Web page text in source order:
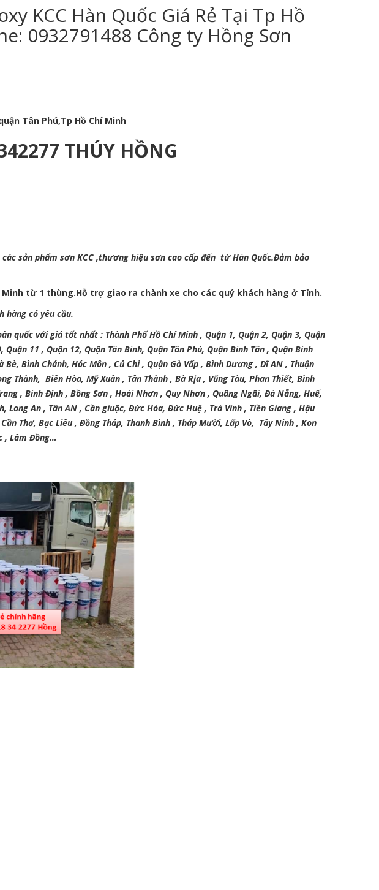
KCC Hàn Quốc Giá Rẻ Tại Tp Hồ
0932791488 Công ty Hồng Sơn
Tân Phú,Tp Hồ Chí Minh
THÚY HỒNG
các sản phẩm sơn KCC ,thương hiệu sơn cao cấp đến từ Hàn Quốc.Đảm bảo
từ 1 thùng.Hỗ trợ giao ra chành xe cho các quý khách hàng ở Tỉnh.
hàng có yêu cầu.
quốc với giá tốt nhất : Thành Phố Hồ Chí Minh , Quận 1, Quận 2, Quận 3, Quận
11 , Quận 12, Quận Tân Bình, Quận Tân Phú, Quận Bình Tân , Quận Bình
Bình Chánh, Hóc Môn , Củ Chi , Quận Gò Vấp , Bình Dương , Dĩ AN , Thuận
Thành, Biên Hòa, Mỹ Xuân , Tân Thành , Bà Rịa , Vũng Tàu, Phan Thiết, Bình
, Bình Định , Bồng Sơn , Hoài Nhơn , Quy Nhơn , Quãng Ngãi, Đà Nẵng, Huế,
Long An , Tân AN , Cần giuộc, Đức Hòa, Đức Huệ , Trà Vinh , Tiền Giang , Hậu
Thơ, Bạc Liêu , Đồng Tháp, Thanh Bình , Tháp Mười, Lấp Vò, Tây Ninh , Kon
, Lâm Đồng…